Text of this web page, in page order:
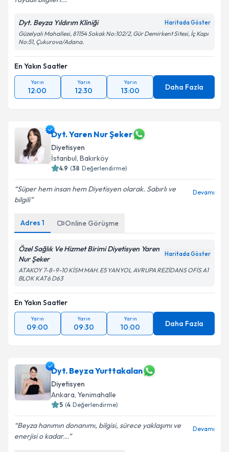
faydalı bilgileri...
Dyt. Beyza Yıldırım Kliniği
Güzelyalı Mahallesi, 81154 Sokak No:102/2, Gür Demirkent Sitesi, İç Kapı
No:51, Çukurova/Adana.
En Yakın Saatler
Yarın
12:00
Yarın
12:30
Yarın
13:00 Daha Fazla
Dyt. Yaren Nur Şeker
Diyetisyen
İstanbul,Bakırköy
( Değerlendirme)
Süper hem insan hem Diyetisyen olarak. Sabırlı ve
bilgili
Adres 1 Online Görüşme
Özel Sağlık Ve Hizmet Birimi Diyetisyen Yaren
Nur Şeker
ATAKOY 7-8-9-10 KİSM MAH. E5 YANYOL AVRUPA REZİDANS OFİS A1
En Yakın Saatler
Yarın
09:00
Yarın
09:30
Yarın
10:00 Daha Fazla
Dyt. Beyza Yurttakalan
Diyetisyen
Ankara, Yenimahalle
( Değerlendirme)
Beyza hanımın donanımı, bilgisi, sürece yaklaşımı ve
enerjisi o kadar...